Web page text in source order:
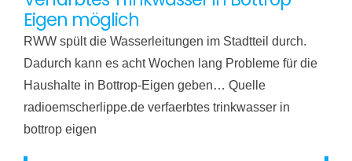
Eigen möglich
RWW spült die Wasserleitungen im Stadtteil durch.
Dadurch kann es acht Wochen lang Probleme für die
Haushalte in Bottrop-Eigen geben… Quelle
radioemscherlippe.de verfaerbtes trinkwasser in
bottrop eigen